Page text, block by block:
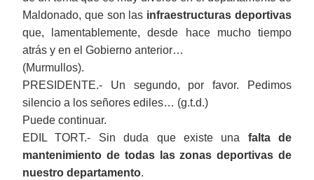
Maldonado, que son las infraestructuras deportivas
que, lamentablemente, desde hace mucho tiempo
atrás y en el Gobierno anterior…
(Murmullos).
PRESIDENTE.- Un segundo, por favor. Pedimos
silencio a los señores ediles… (g.t.d.)
Puede continuar.
EDIL TORT.- Sin duda que existe una falta de
mantenimiento de todas las zonas deportivas de
nuestro departamento.